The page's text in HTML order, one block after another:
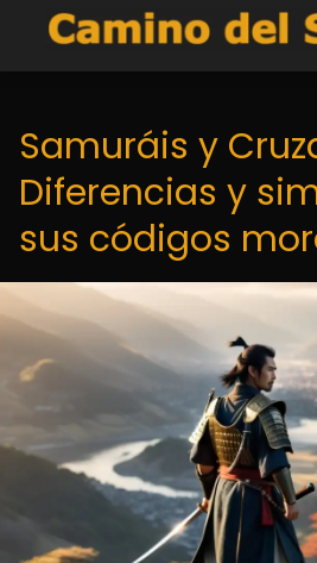
Samuráis y
Diferencias y
sus códigos